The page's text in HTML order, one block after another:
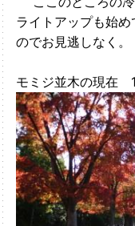
ライトアップも始
のでお見逃しなく。
モミジ並木の現在